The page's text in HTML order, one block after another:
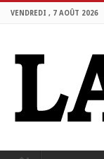
VENDREDI , 7 AOÛT 2026